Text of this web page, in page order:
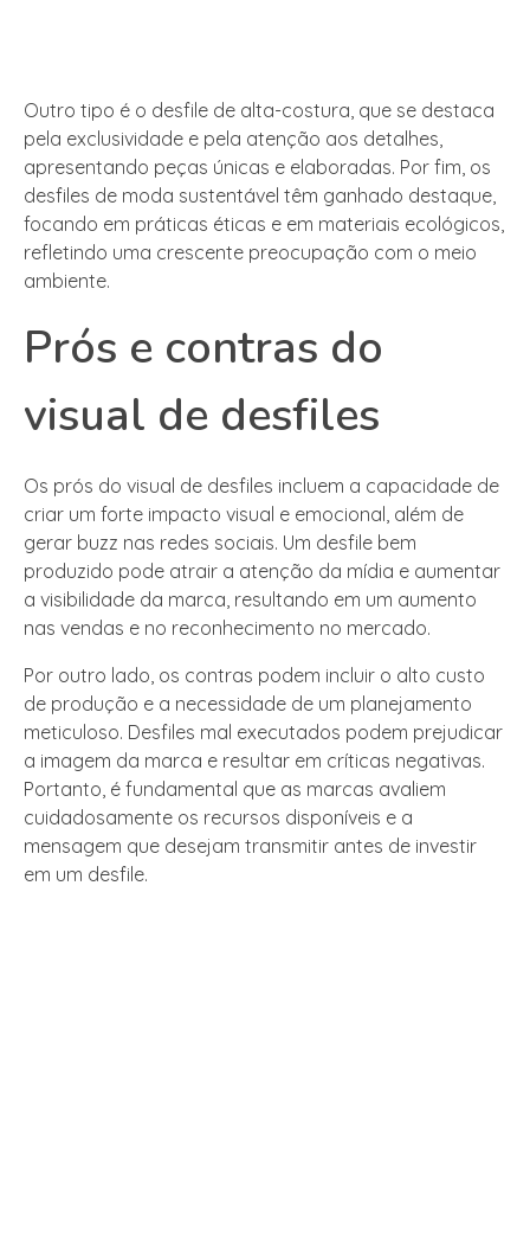
Outro tipo é o desfile de alta-costura, que se destaca
pela exclusividade e pela atenção aos detalhes,
apresentando peças únicas e elaboradas. Por fim, os
desfiles de moda sustentável têm ganhado destaque,
focando em práticas éticas e em materiais ecológicos,
refletindo uma crescente preocupação com o meio
ambiente.
Prós e contras do
visual de desfiles
Os prós do visual de desfiles incluem a capacidade de
criar um forte impacto visual e emocional, além de
gerar buzz nas redes sociais. Um desfile bem
produzido pode atrair a atenção da mídia e aumentar
a visibilidade da marca, resultando em um aumento
nas vendas e no reconhecimento no mercado.
Por outro lado, os contras podem incluir o alto custo
de produção e a necessidade de um planejamento
meticuloso. Desfiles mal executados podem prejudicar
a imagem da marca e resultar em críticas negativas.
Portanto, é fundamental que as marcas avaliem
cuidadosamente os recursos disponíveis e a
mensagem que desejam transmitir antes de investir
em um desfile.